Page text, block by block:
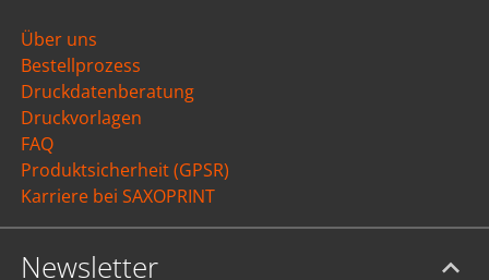
Über uns
Bestellprozess
Druckdatenberatung
Druckvorlagen
FAQ
Produktsicherheit (GPSR)
Karriere bei SAXOPRINT
Newsletter